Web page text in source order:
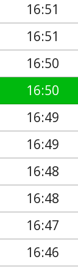
16:51
16:51
16:50
16:50
16:49
16:49
16:48
16:48
16:47
16:46